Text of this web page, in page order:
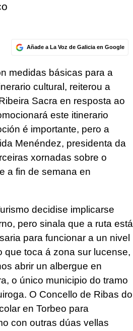
Añade a La Voz de Galicia en Google
medidas básicas para a
cultural, reiterou a
Sacra en resposta ao
este itinerario
é importante, pero a
Menéndez, presidenta da
xornadas sobre o
a fin de semana en
decidise implicarse
pero sinala que a ruta está
para funcionar a un nivel
que toca á zona sur lucense,
abrir un albergue en
o único municipio do tramo
O Concello de Ribas do
en Torbeo para
con outras dúas vellas